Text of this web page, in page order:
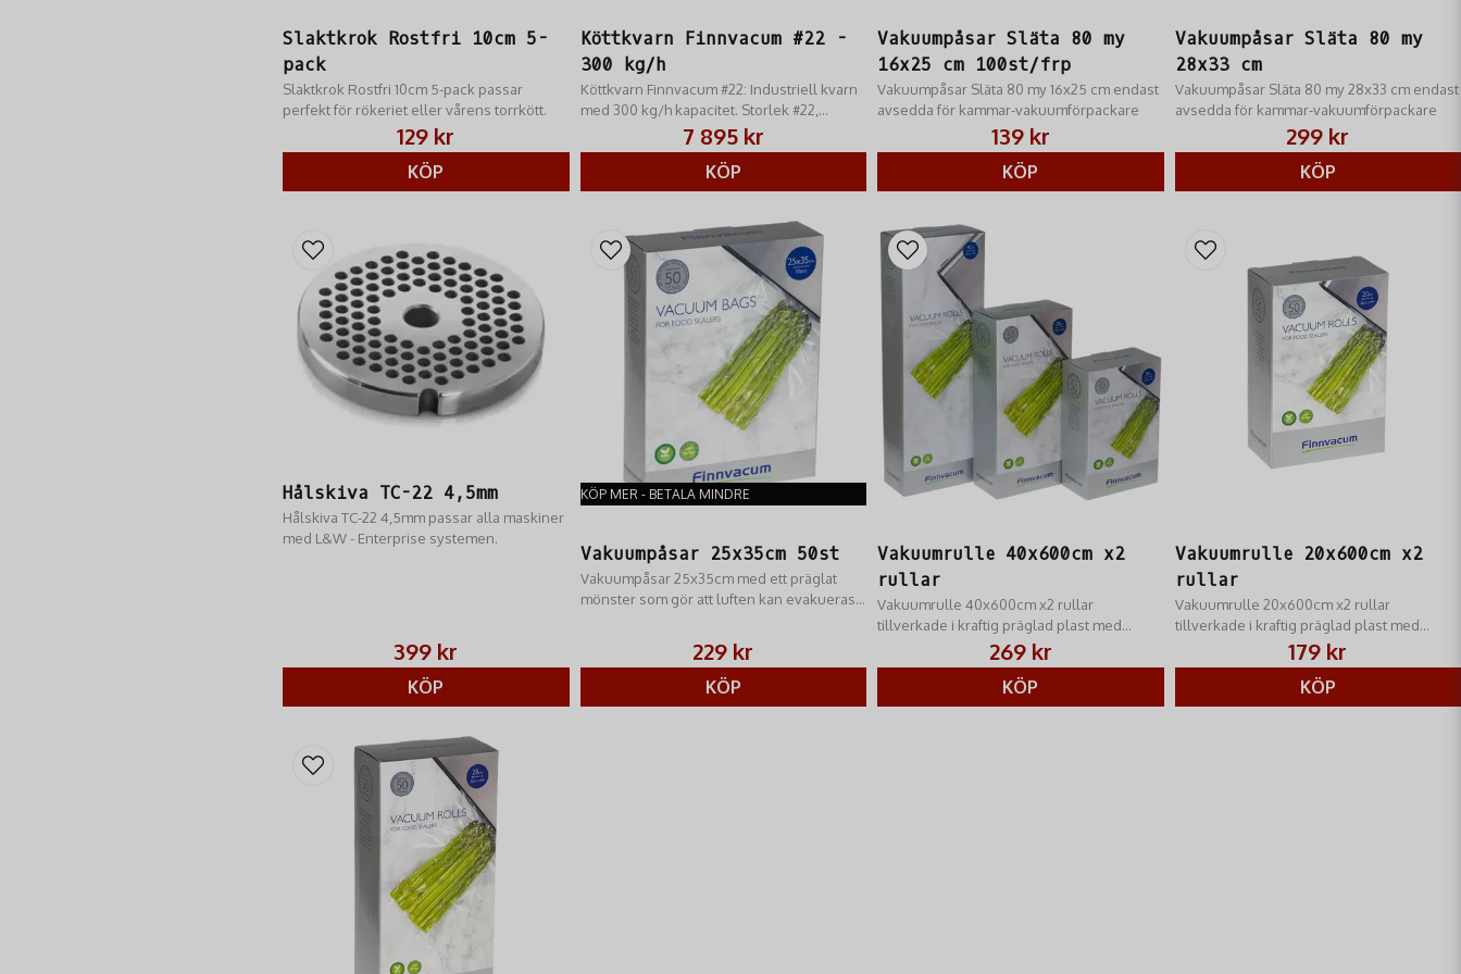
Slaktkrok Rostfri 10cm 5-
pack
Slaktkrok Rostfri 10cm 5-pack passar
perfekt för rökeriet eller vårens torrkött.
129 kr
KÖP
Köttkvarn Finnvacum #22 -
300 kg/h
Köttkvarn Finnvacum #22: Industriell kvarn
med 300 kg/h kapacitet. Storlek #22,
kraftfull motor & rostfritt stål. För
professionell användning.
7 895 kr
KÖP
Vakuumpåsar Släta 80 my
16x25 cm 100st/frp
Vakuumpåsar Släta 80 my 16x25 cm endast
avsedda för kammar-vakuumförpackare
139 kr
KÖP
Vakuumpåsar Släta 80 my
28x33 cm
Vakuumpåsar Släta 80 my 28x33 cm endast
avsedda för kammar-vakuumförpackare
299 kr
KÖP
Hålskiva TC-22 4,5mm
Hålskiva TC-22 4,5mm passar alla maskiner
med L&W - Enterprise systemen.
399 kr
KÖP
KÖP MER - BETALA MINDRE
Vakuumpåsar 25x35cm 50st
Vakuumpåsar 25x35cm med ett präglat
mönster som gör att luften kan evakueras
vakuumförpackningsmaskiner utan
229 kr
KÖP
Vakuumrulle 40x600cm x2
rullar
Vakuumrulle 40x600cm x2 rullar
tillverkade i kraftig präglad plast med
269 kr
KÖP
Vakuumrulle 20x600cm x2
rullar
Vakuumrulle 20x600cm x2 rullar
tillverkade i kraftig präglad plast med
179 kr
KÖP